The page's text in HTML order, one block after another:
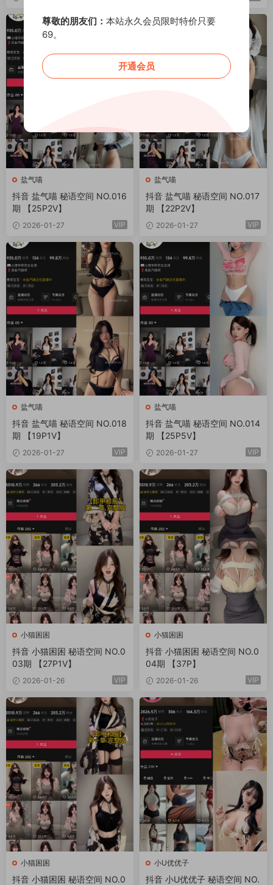
盐气喵
抖音 盐气喵 秘语空间 NO.016
期 【25P2V】
2026-01-27 VIP
盐气喵
抖音 盐气喵 秘语空间 NO.017
期 【22P2V】
2026-01-27 VIP
盐气喵
抖音 盐气喵 秘语空间 NO.018
期 【19P1V】
2026-01-27 VIP
盐气喵
抖音 盐气喵 秘语空间 NO.014
期 【25P5V】
2026-01-27 VIP
小猫困困
抖音 小猫困困 秘语空间 NO.0
03期 【27P1V】
2026-01-26 VIP
小猫困困
抖音 小猫困困 秘语空间 NO.0
04期 【37P】
2026-01-26 VIP
小猫困困
抖音 小猫困困 秘语空间 NO.0
小U优优子
抖音 小U优优子 秘语空间 NO.
尊敬的朋友们： 本站永久会员限时特价只要
69。
开通会员